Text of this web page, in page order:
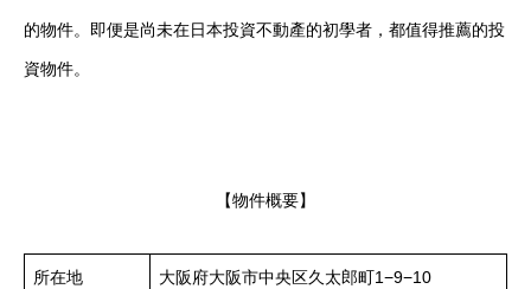
的物件。即便是尚未在日本投資不動產的初學者，都值得推薦的投
資物件。
【物件概要】
所在地 大阪府大阪市中央区久太郎町1−9−10